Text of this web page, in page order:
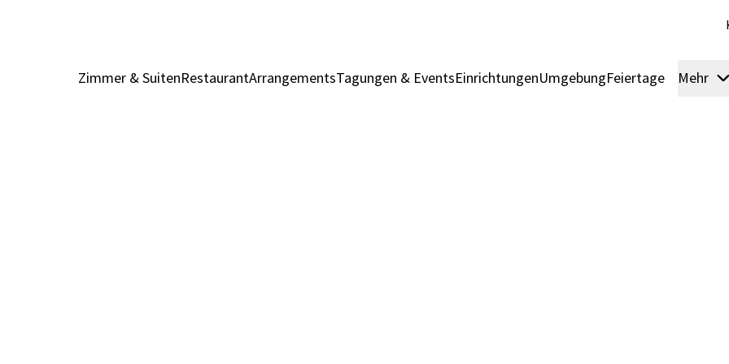
Zimmer & SuitenRestaurantArrangementsTagungen & EventsEinrichtungenUmgebungFeiertage Mehr